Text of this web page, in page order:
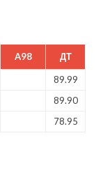
A98 ДТ
89.99
89.90
78.95